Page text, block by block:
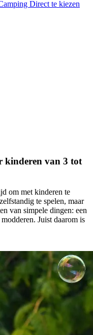
Direct te kiezen
kinderen van 3 tot
om met kinderen te
te spelen, maar
van simpele dingen: een
Juist daarom is